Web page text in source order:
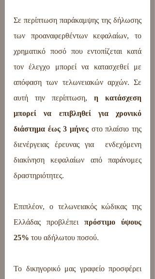
Σε περίπτωση παράκαμψης της δήλωσης
των προαναφερθέντων κεφαλαίων, το
χρηματικό ποσό που εντοπίζεται κατά
τον έλεγχο μπορεί να κατασχεθεί με
απόφαση των τελωνειακών αρχών. Σε
αυτή την περίπτωση, η κατάσχεση
μπορεί να επιβληθεί για χρονικό
διάστημα έως 3 μήνες στο πλαίσιο της
διενέργειας έρευνας για  ενδεχόμενη
διακίνηση κεφαλαίων από παράνομες
δραστηριότητες.
Επιπλέον, ο τελωνειακός κώδικας της
Ελλάδας προβλέπει πρόστιμο ύψους
25% του αδήλωτου ποσού.
Το δικηγορικό μας γραφείο προσφέρει